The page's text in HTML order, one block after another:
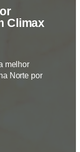
Climax
melhor
Norte por